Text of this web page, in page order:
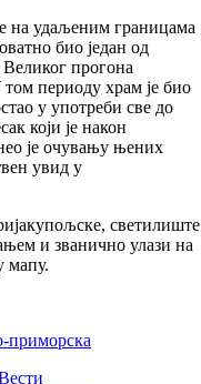
на удаљеним границама
био један од
Великог прогона
периоду храм је био
у употреби све до
који је након
је очувању њених
увид у
светилиште
и званично улази на
мапу.
приморска